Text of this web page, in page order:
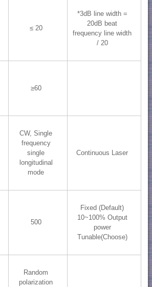
≤ 20
*3dB line width =
20dB beat
frequency line width
/ 20
≥60
CW, Single
frequency
single
longitudinal
mode
Continuous Laser
500
Fixed (Default)
10~100% Output
power
Tunable(Choose)
Random
polarization